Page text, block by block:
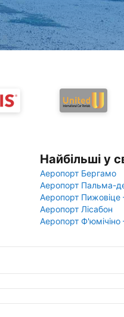
Найбільші у
Аеропорт Бергамо
Аеропорт Пальма-
Аеропорт Пижовіце
Аеропорт Лісабон
Аеропорт Ф'юмічіно